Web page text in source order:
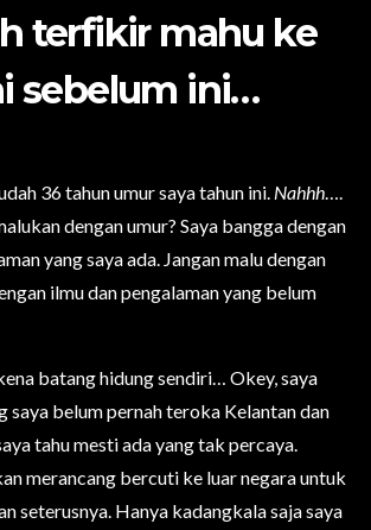
terfikir mahu ke
sebelum ini…
36 tahun umur saya tahun ini. Nahhh
dengan umur? Saya bangga dengan
yang saya ada. Jangan malu dengan
ilmu dan pengalaman yang belum
batang hidung sendiri… Okey, saya
saya belum pernah teroka Kelantan dan
tahu mesti ada yang tak percaya.
merancang bercuti ke luar negara untuk
seterusnya. Hanya kadangkala saja saya